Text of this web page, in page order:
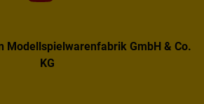
Modellspielwarenfabrik GmbH & Co.
KG